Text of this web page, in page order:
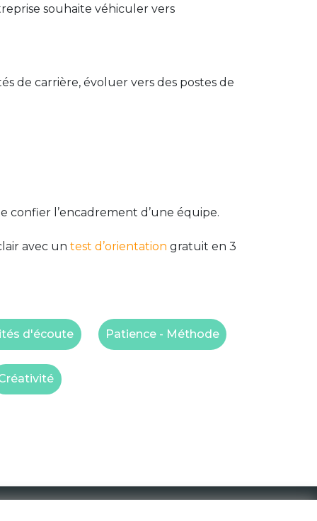
souhaite véhiculer vers
de carrière, évoluer vers des postes de
confier l’encadrement d’une équipe.
avec un test d’orientation gratuit en 3
d'écoute Patience - Méthode